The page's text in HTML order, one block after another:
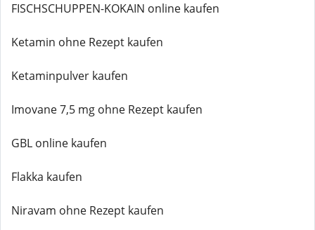
FISCHSCHUPPEN-KOKAIN online kaufen
Ketamin ohne Rezept kaufen
Ketaminpulver kaufen
Imovane 7,5 mg ohne Rezept kaufen
GBL online kaufen
Flakka kaufen
Niravam ohne Rezept kaufen